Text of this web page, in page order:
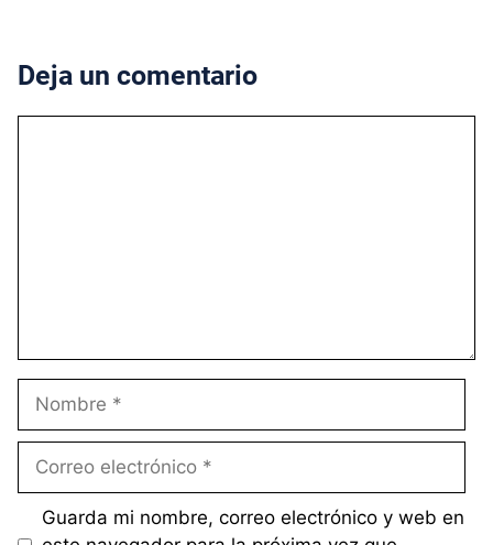
Deja un comentario
electrónico
Guarda mi nombre, correo electrónico y web en